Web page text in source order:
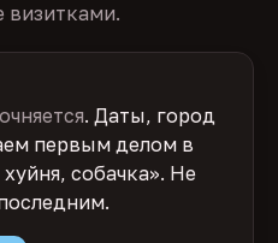
визитками.
. Даты, город
первым делом в
собачка». Не